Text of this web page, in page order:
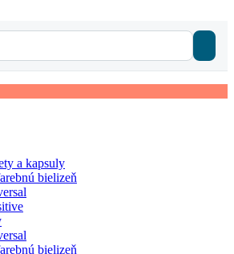
a kapsuly
bielizeň
bielizeň